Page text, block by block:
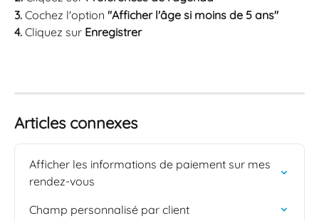
3. Cochez l'option "Afficher l'âge si moins de 5 ans"
4. Cliquez sur Enregistrer
Articles connexes
Afficher les informations de paiement sur mes
rendez-vous
Champ personnalisé par client